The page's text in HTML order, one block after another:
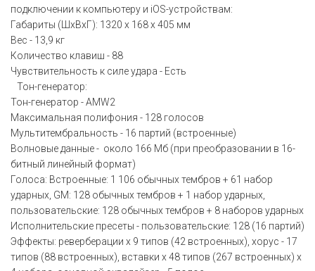
подключении к компьютеру и iOS-устройствам:
Габариты (ШхВхГ): 1320 х 168 х 405 мм
Вес - 13,9 кг
Количество клавиш - 88
Чувствительность к силе удара - Есть
Тон-генератор:
Тон-генератор - AMW2
Максимальная полифония - 128 голосов
Мультитембральность - 16 партий (встроенные)
Волновые данные - около 166 Мб (при преобразовании в 16-
битный линейный формат)
Голоса: Встроенные: 1 106 обычных тембров + 61 набор
ударных, GM: 128 обычных тембров + 1 набор ударных,
пользовательские: 128 обычных тембров + 8 наборов ударных
Исполнительские пресеты - пользовательские: 128 (16 партий)
Эффекты: реверберации х 9 типов (42 встроенных), хорус - 17
типов (88 встроенных), вставки х 48 типов (267 встроенных) х